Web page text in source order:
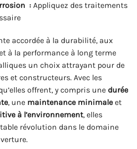
:Appliquez des traitements
accordée à la durabilité, aux
à la performance à long terme
un choix attrayant pour de
et constructeurs. Avec les
offrent, y compris une durée
, une maintenance minimale et
à l’environnement, elles
révolution dans le domaine